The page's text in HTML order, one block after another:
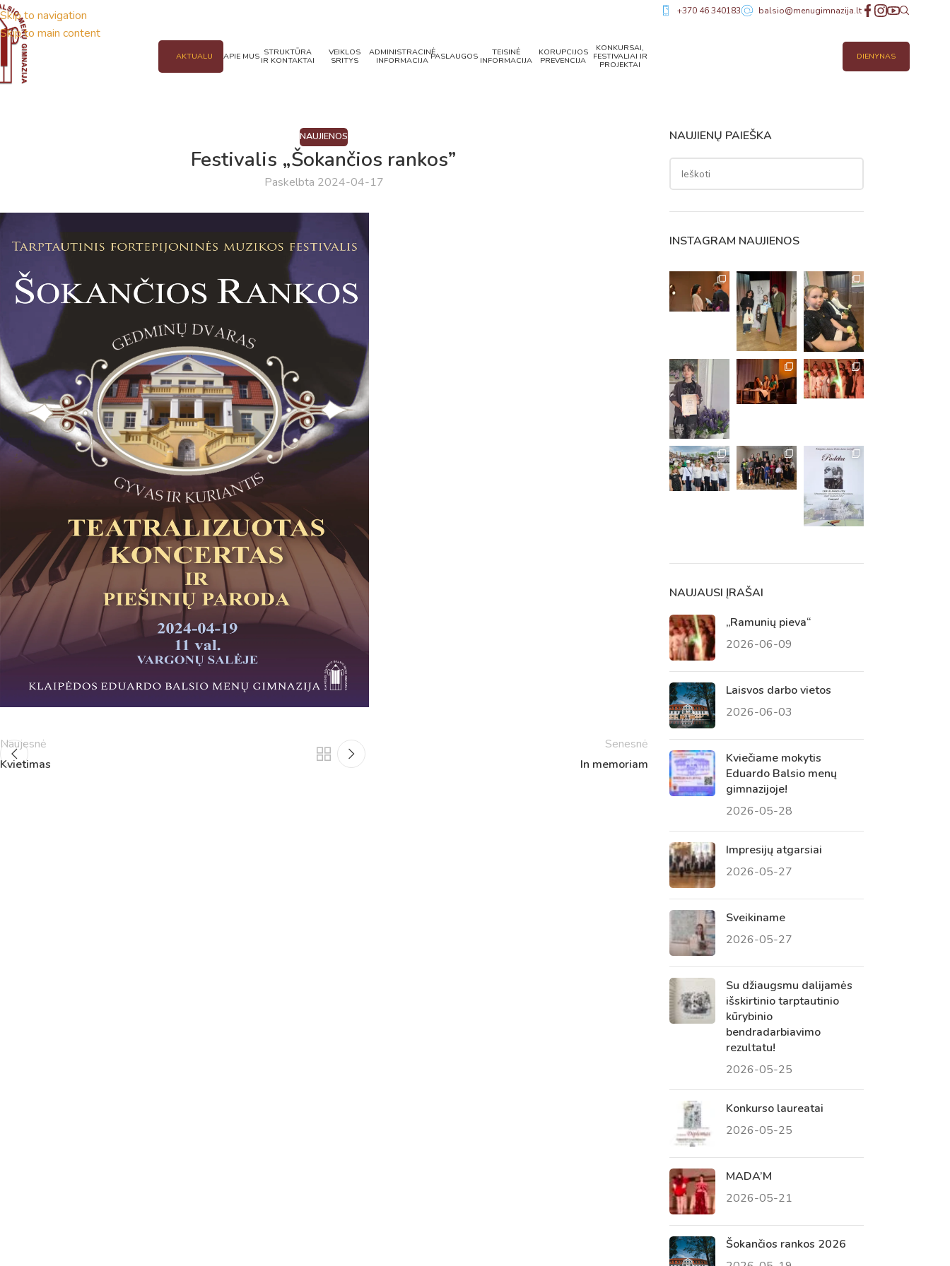
Skip to navigation
Skip to main content
+370 46 340183 balsio@menugimnazija.lt
AKTUALU
Pamokų laikas
Pamoka Pradžia Pabaiga
1
8:00
8:45
2
8:55
9:40
3
9:50
10:35
4
10:50
11:35
5
6
13:00
8
14:55
15:40
9
15:50
16:35
Tvarkaraščiai
Netradicinio ugdymo dienos, atvirų durų dienos, tėvų susirinkimai
2025 - 2026 mokslo metų netradicinio ugdymo dienos, atvirų durų dienos, tėvų
Veiklos ir renginių planas
APIE MUS STRUKTŪRA
IR KONTAKTAI
VEIKLOS
SRITYS
ADMINISTRACINĖ
INFORMACIJA PASLAUGOS
TEISINĖ
INFORMACIJA
KORUPCIJOS
PREVENCIJA
KONKURSAI,
FESTIVALIAI IR
PROJEKTAI
DIENYNAS
NAUJIENOS
Festivalis „Šokančios rankos”
Paskelbta 2024-04-17
Naujesnė
Kvietimas
Senesnė
In memoriam
NAUJIENŲ PAIEŠKA
INSTAGRAM NAUJIENOS
NAUJAUSI ĮRAŠAI
„Ramunių pieva“
2026-06-09
Laisvos darbo vietos
2026-06-03
Kviečiame mokytis
Eduardo Balsio menų
gimnazijoje!
2026-05-28
Impresijų atgarsiai
2026-05-27
Sveikiname
2026-05-27
Su džiaugsmu dalijamės
išskirtinio tarptautinio
kūrybinio
bendradarbiavimo
rezultatu!
2026-05-25
Konkurso laureatai
2026-05-25
MADA’M
2026-05-21
Šokančios rankos 2026
Virtualus asistentas
Sveiki! Taip, aš esu virtualus. Tačiau
dirbtinis intelektas suteikia man galimybę
ne tik analizuoti Jūsų klausimą, bet dar
tobulai atsimenu visą šioje svetainėje